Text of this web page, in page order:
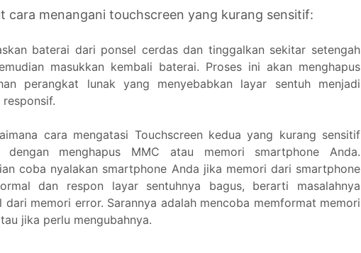
cara menangani touchscreen yang kurang sensitif:
baterai dari ponsel cerdas dan tinggalkan sekitar setengah
masukkan kembali baterai. Proses ini akan menghapus
perangkat lunak yang menyebabkan layar sentuh menjadi
responsif.
cara mengatasi Touchscreen kedua yang kurang sensitif
dengan menghapus MMC atau memori smartphone Anda.
coba nyalakan smartphone Anda jika memori dari smartphone
dan respon layar sentuhnya bagus, berarti masalahnya
dari memori error. Sarannya adalah mencoba memformat memori
jika perlu mengubahnya.